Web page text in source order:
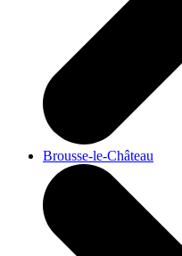
Brousse-le-Château